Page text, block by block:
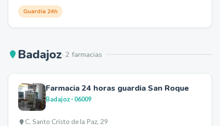
Guardia 24h
Badajoz· 2 farmacias
Farmacia 24 horas guardia San Roque
Badajoz· 06009
C. Santo Cristo de la Paz, 29